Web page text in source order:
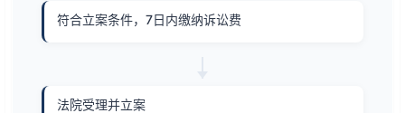
符合立案条件，7日内缴纳诉讼费
法院受理并立案